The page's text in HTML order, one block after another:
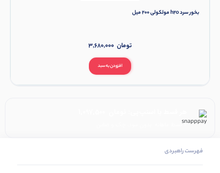
بخور سرد h2o مولکولی 200 میل
افزودن به سبد
3,680,000 تومان
۴ قسط ماهانه. بدون سود، چک و ضامن.
فهرست راهبردی